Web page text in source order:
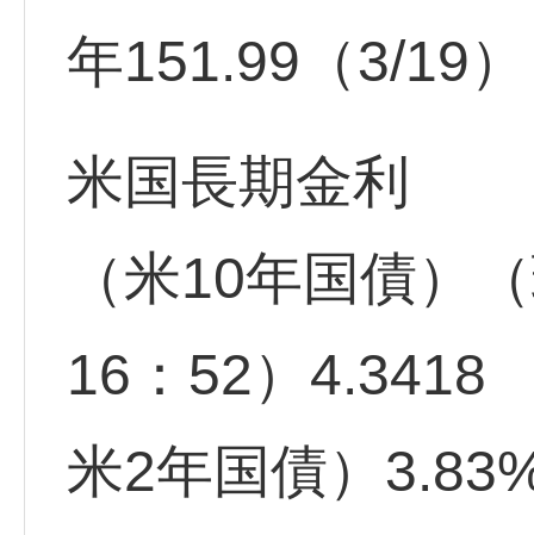
年151.99（3/19
米国長期金利
（米10年国債
16：52）
米2年国債）